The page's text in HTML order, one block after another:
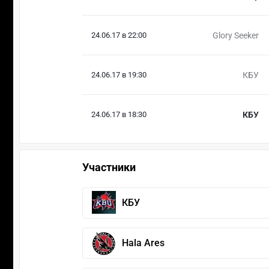
24.06.17 в 22:00 Glory Seeker
24.06.17 в 19:30 КБУ
24.06.17 в 18:30 КБУ
Участники
КБУ
Hala Ares